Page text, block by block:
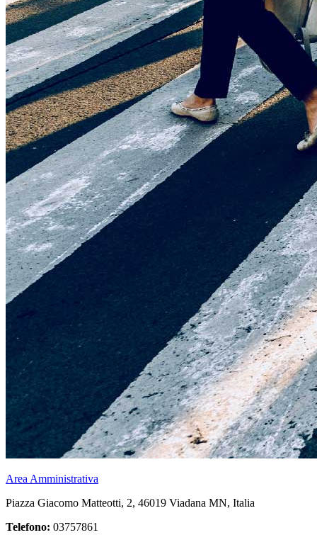
Area Amministrativa
Piazza Giacomo Matteotti, 2, 46019 Viadana MN, Italia
Telefono: 03757861